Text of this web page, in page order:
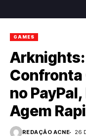
GAMES
Confronta
no
Agem
REDAÇÃO ACNE 26